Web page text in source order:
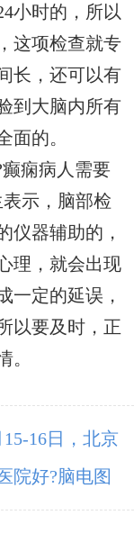
小时的，所以
这项检查就专
长，还可以有
到大脑内所有
面的。
痫病人需要
示，脑部检
仪器辅助的，
理，就会出现
一定的延误，
以要及时，正
。
16日，北京
临成都免费会
院好?脑电图